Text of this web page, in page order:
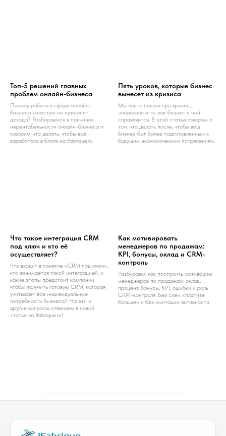
Топ-5 решений главных
проблем онлайн-бизнеса
Почему работа в сфере онлайн-
бизнеса зачастую не приносит
дохода? Разбираемся в причинах
нерентабельности онлайн-бизнеса и
говорим, что делать, чтобы всё
заработало в блоге на ifabrique.ru
Пять уроков, которые бизнес
вынесет из кризиса
Мы часто пишем про кризис,
эпидемию и то, как бизнес с ней
справляется. В этой статье говорим о
том, что делать после, чтобы ваш
бизнес был более подготовленным к
будущим экономическим потрясениям.
Что такое интеграция CRM
под ключ и кто её
осуществляет?
Что входит в понятие «CRM под ключ»,
кто занимается такой интеграцией, и
какие этапы предстоит компании,
чтобы получить готовую CRM, которая
учитывает все индивидуальные
потребности бизнеса? На эти и
другие вопросы отвечаем в новой
статье на ifabrique.ru!
Как мотивировать
менеджеров по продажам:
KPI, бонусы, оклад и CRM-
контроль
Разбираем, как построить мотивацию
менеджеров по продажам: оклад,
процент, бонусы, KPI, ошибки и роль
CRM-контроля. Без схем «платите
больше» и без имитации активности.